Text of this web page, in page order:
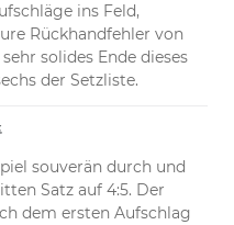
ins Feld,
Rückhandfehler von
solides Ende dieses
der Setzliste.
souverän durch und
Satz auf 4:5. Der
dem ersten Aufschlag